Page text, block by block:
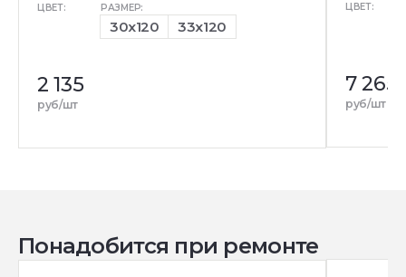
ЦВЕТ: РАЗМЕР:
30x120 33x120
2 135
руб/шт
ЦВЕТ:
7 265
руб/шт
Понадобится при ремонте